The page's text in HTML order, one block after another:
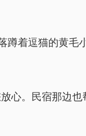
着逗猫的黄毛小
心。民宿那边